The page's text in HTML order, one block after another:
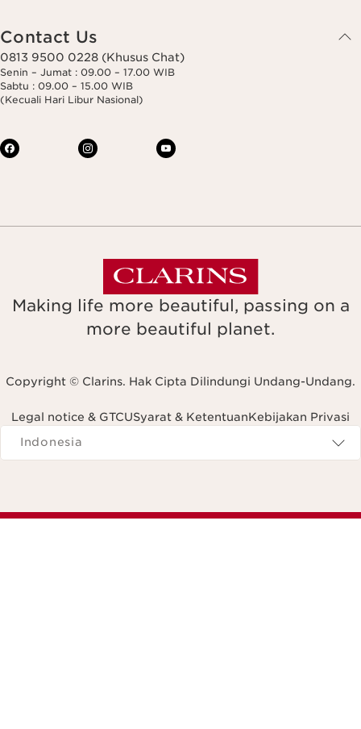
Contact Us
0813 9500 0228 (Khusus Chat)
Senin – Jumat : 09.00 – 17.00 WIB
Sabtu : 09.00 – 15.00 WIB
(Kecuali Hari Libur Nasional)
Making life more beautiful, passing on a
more beautiful planet.
Copyright © Clarins. Hak Cipta Dilindungi Undang-Undang.
Legal notice & GTCUSyarat & KetentuanKebijakan Privasi
Navigates to
Indonesia